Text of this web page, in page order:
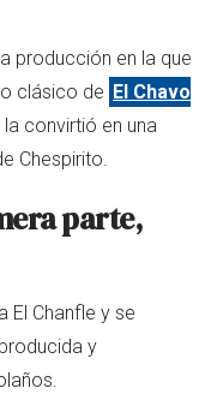
producción en la que
clásico de El Chavo
la convirtió en una
Chespirito.
parte,
El Chanfle y se
y